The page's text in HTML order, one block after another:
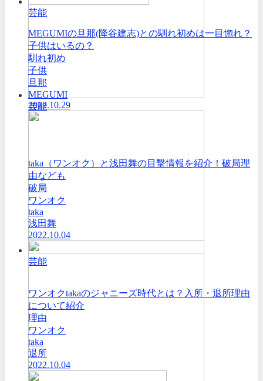
芸能
芸能
MEGUMIの旦那(降谷建志)との馴れ初めは一目惚れ？
子供はいるの？
馴れ初め
子供
旦那
MEGUMI
2022.10.29
芸能
taka（ワンオク）と浅田舞の目撃情報を紹介！破局理
由なども
破局
ワンオク
taka
浅田舞
2022.10.04
ワンオクtakaのジャニーズ時代とは？入所・退所理由
について紹介
理由
ワンオク
taka
退所
2022.10.04